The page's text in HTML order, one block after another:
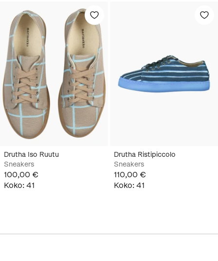
Drutha Iso Ruutu
Sneakers
100,00 €
Koko: 41
Drutha Ristipiccolo
Sneakers
110,00 €
Koko: 41